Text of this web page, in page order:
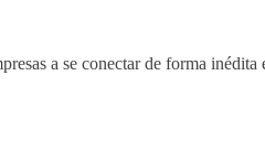
a se conectar de forma inédita